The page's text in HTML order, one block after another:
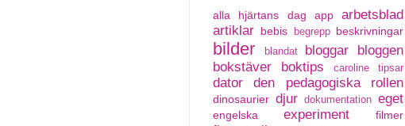
alla hjärtans dag app
arbetsblad
artiklar bebis begrepp beskrivningar
bilder blandat bloggar
bloggen
bokstäver
boktips caroline tipsar
dator den pedagogiska rollen
dinosaurier djur dokumentation eget
engelska experiment filmer